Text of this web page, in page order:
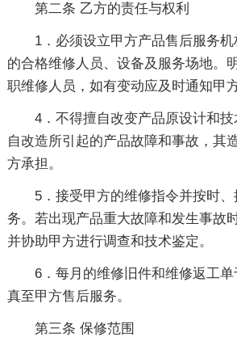
第二条 乙方的责任与权利
1．必须设立甲方产品售后服务
的合格维修人员、设备及服务场地。
职维修人员，如有变动应及时通知甲方
4．不得擅自改变产品原设计和
自改造所引起的产品故障和事故，其
方承担。
5．接受甲方的维修指令并按时
务。若出现产品重大故障和发生事故
并协助甲方进行调查和技术鉴定。
6．每月的维修旧件和维修返工
真至甲方售后服务。
第三条 保修范围